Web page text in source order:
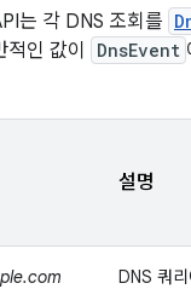
는 각 DNS 조회를
인 값이
DnsEvent
설명
DNS 쿼